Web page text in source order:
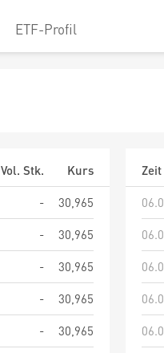
ETF-Profil
Vol. Stk.
Kurs
-
30,965
-
30,965
-
30,965
-
30,965
-
30,965
Zeit